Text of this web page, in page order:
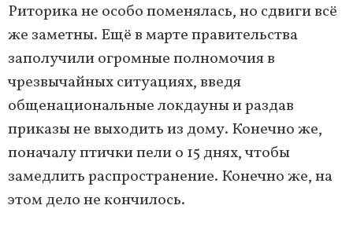
Риторика не особо поменялась, но сдвиги всё
же заметны. Ещё в марте правительства
заполучили огромные полномочия в
чрезвычайных ситуациях, введя
общенациональные локдауны и раздав
приказы не выходить из дому. Конечно же,
поначалу птички пели о 15 днях, чтобы
замедлить распространение. Конечно же, на
этом дело не кончилось.